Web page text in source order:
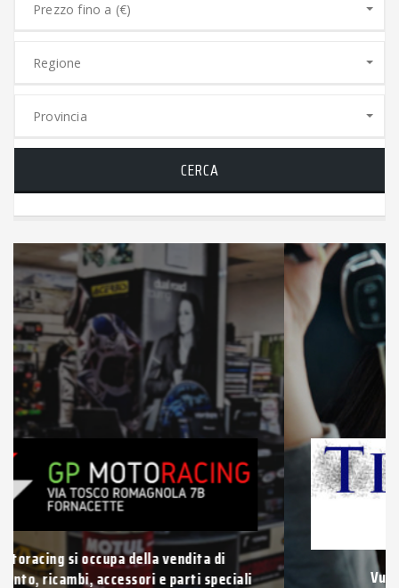
Prezzo fino a (€)
Regione
Provincia
CERCA
Vuoi vendere la tua auto usata?